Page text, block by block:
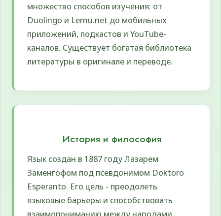
множество способов изучения: от
Duolingo и Lernu.net до мобильных
приложений, подкастов и YouTube-
каналов. Существует богатая библиотека
литературы в оригинале и переводе.
История и философия
Язык создан в 1887 году Лазарем
Заменгофом под псевдонимом Doktoro
Esperanto. Его цель - преодолеть
языковые барьеры и способствовать